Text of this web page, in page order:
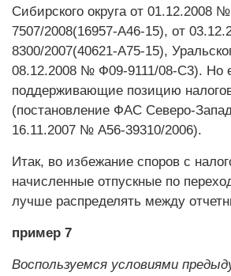
Сибирского округа от 01.12.2008
7507/2008(16957-А46-15), от
8300/2007(40621-А75-15),
08.12.2008 № Ф09-9111/08-С3). Но
поддерживающие позицию
(постановление ФАС Северо-
16.11.2007 № А56-39310/2006).
Итак, во избежание споров с
начисленные отпускные по
лучше распределять между
пример 7
Воспользуемся условиями